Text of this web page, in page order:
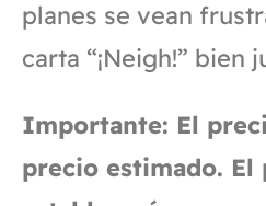
planes se vean
carta “¡Neigh!” bien
Importante: El
precio estimado. El